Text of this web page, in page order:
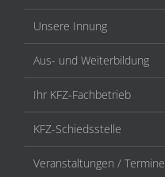
Unsere Innung
Aus- und Weiterbildung
Ihr KFZ-Fachbetrieb
KFZ-Schiedsstelle
Veranstaltungen / Termine